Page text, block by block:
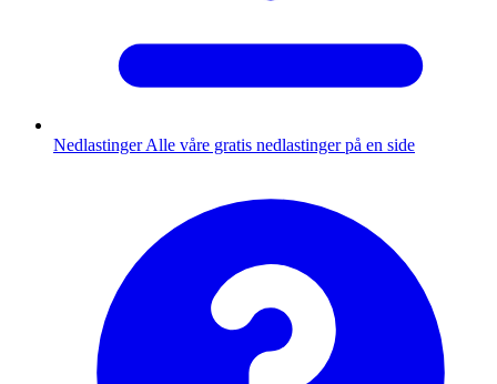
Nedlastinger Alle våre gratis nedlastinger på en side